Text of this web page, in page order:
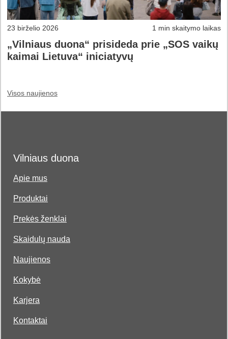
23 birželio 2026 1 min skaitymo laikas
„Vilniaus duona“ prisideda prie „SOS vaikų
kaimai Lietuva“ iniciatyvų
Visos naujienos
Vilniaus duona
Apie mus
Produktai
Prekės ženklai
Skaidulų nauda
Naujienos
Kokybė
Karjera
Kontaktai